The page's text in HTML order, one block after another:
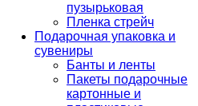
пузырьковая
Пленка стрейч
Подарочная упаковка и
сувениры
Банты и ленты
Пакеты подарочные
картонные и